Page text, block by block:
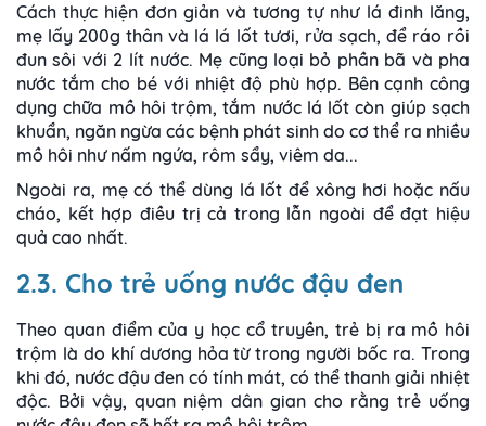
Cách thực hiện đơn giản và tương tự như lá đinh lăng,
mẹ lấy 200g thân và lá lá lốt tươi, rửa sạch, để ráo rồi
đun sôi với 2 lít nước. Mẹ cũng loại bỏ phần bã và pha
nước tắm cho bé với nhiệt độ phù hợp. Bên cạnh công
dụng chữa mồ hôi trộm, tắm nước lá lốt còn giúp sạch
khuẩn, ngăn ngừa các bệnh phát sinh do cơ thể ra nhiều
mồ hôi như nấm ngứa, rôm sẩy, viêm da...
Ngoài ra, mẹ có thể dùng lá lốt để xông hơi hoặc nấu
cháo, kết hợp điều trị cả trong lẫn ngoài để đạt hiệu
quả cao nhất.
2.3. Cho trẻ uống nước đậu đen
Theo quan điểm của y học cổ truyền, trẻ bị ra mồ hôi
trộm là do khí dương hỏa từ trong người bốc ra. Trong
khi đó, nước đậu đen có tính mát, có thể thanh giải nhiệt
độc. Bởi vậy, quan niệm dân gian cho rằng trẻ uống